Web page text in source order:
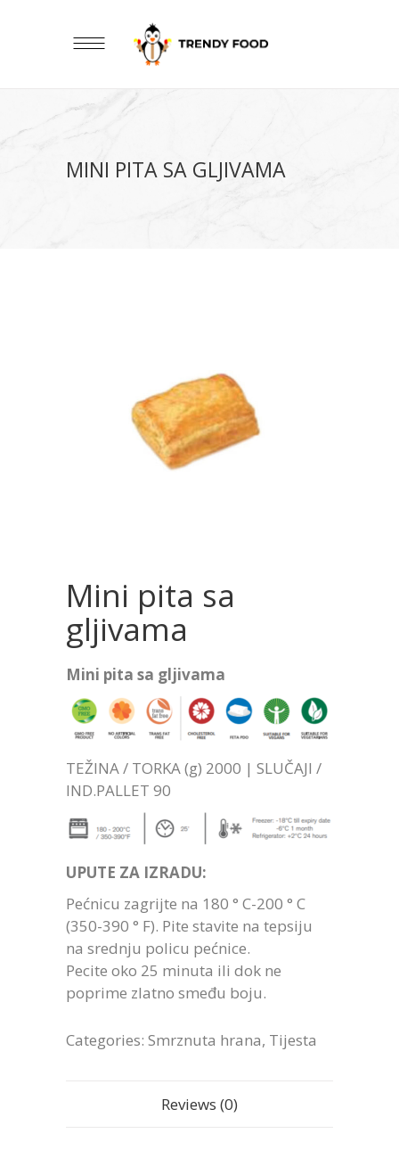
MINI PITA SA GLJIVAMA
Mini pita sa
gljivama
Mini pita sa gljivama
TEŽINA / TORKA (g) 2000 | SLUČAJI /
IND.PALLET 90
UPUTE ZA IZRADU:
Pećnicu zagrijte na 180 ° C-200 ° C
(350-390 ° F). Pite stavite na tepsiju
na srednju policu pećnice.
Pecite oko 25 minuta ili dok ne
poprime zlatno smeđu boju.
Categories: Smrznuta hrana, Tijesta
Reviews (0)